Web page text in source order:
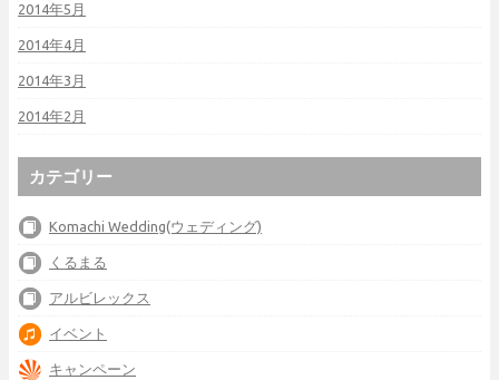
2014年5月
2014年4月
2014年3月
2014年2月
カテゴリー
Komachi Wedding(ウェディング)
くるまる
アルビレックス
イベント
キャンペーン